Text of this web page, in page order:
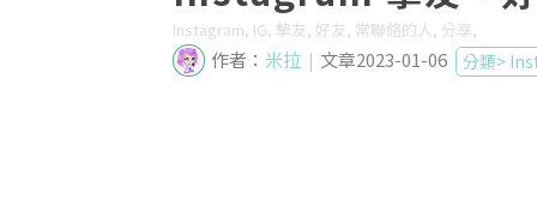
Instagram, IG, 摯友, 好友, 常聯絡的人, 分享,
作者： 米拉 | 文章2023-01-06 分類>